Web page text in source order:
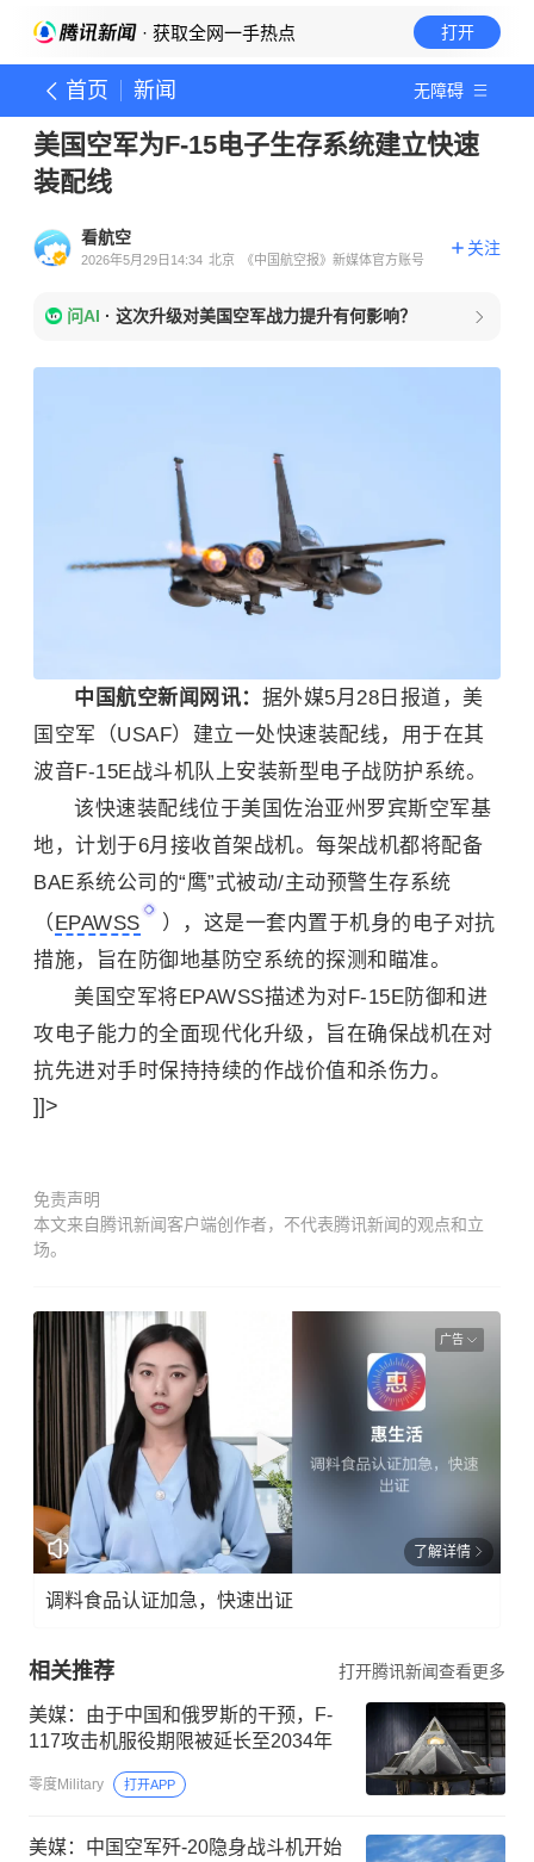
· 获取全网一手热点 打开
首页 新闻 无障碍
美国空军为F-15电子生存系统建立快速
装配线
看航空
2026年5月29日14:34 北京 《中国航空报》新媒体官方账号
关注
问AI · 这次升级对美国空军战力提升有何影响？
中国航空新闻网讯： 据外媒5月28日报道，美
国空军（USAF）建立一处快速装配线，用于在其
波音F-15E战斗机队上安装新型电子战防护系统。
该快速装配线位于美国佐治亚州罗宾斯空军基
地，计划于6月接收首架战机。每架战机都将配备
BAE系统公司的“鹰”式被动/主动预警生存系统
（ EPAWSS
），这是一套内置于机身的电子对抗
措施，旨在防御地基防空系统的探测和瞄准。
美国空军将EPAWSS描述为对F-15E防御和进
攻电子能力的全面现代化升级，旨在确保战机在对
抗先进对手时保持持续的作战价值和杀伤力。
]]>
免责声明
本文来自腾讯新闻客户端创作者，不代表腾讯新闻的观点和立
场。
广告
了解详情
调料食品认证加急，快速出证
相关推荐 打开腾讯新闻查看更多
美媒：由于中国和俄罗斯的干预，F-
117攻击机服役期限被延长至2034年
零度Military 打开APP
美媒：中国空军歼-20隐身战斗机开始